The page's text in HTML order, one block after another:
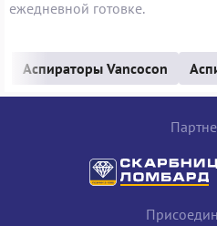
ежедневной готовке.
Аспираторы Vancocon